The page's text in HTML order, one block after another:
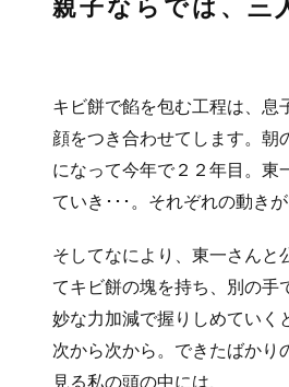
親子ならでは、三
キビ餅で餡を包む工程は、息
顔をつき合わせてします。朝
になって今年で２２年目。東
ていき･･･。それぞれの動き
そしてなにより、東一さんと
てキビ餅の塊を持ち、別の手
妙な力加減で握りしめていく
次から次から。できたばかり
見る私の頭の中には、